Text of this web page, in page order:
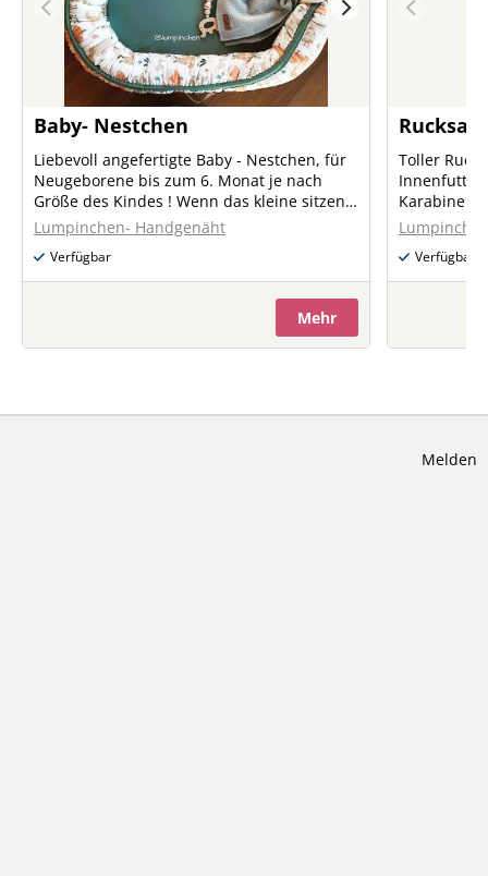
Baby- Nestchen
Liebevoll angefertigte Baby - Nestchen, für
Neugeborene bis zum 6. Monat je nach
Größe des Kindes ! Wenn das kleine sitzen
kann, die Kordel öffnen und man hat eine
kleine Spielbucht mit wattierter
Sitzunterlage und seitlichen Sitzring!
Babynestchen besteht aus: Babynestchen
100% Baumwolle Babynestchen und
Lumpinchen- Handgenäht
Verfügbar
Mehr
Toller
Karabiner
und Stifttasche Auf Anfrage
gerne
Vorstellung
Verfügbar
Melden